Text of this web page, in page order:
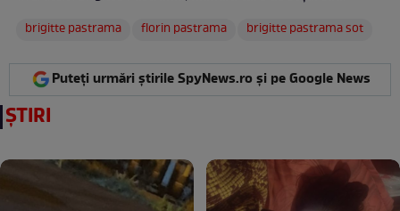
brigitte pastrama
florin pastrama brigitte pastrama sot
Puteți urmări știrile SpyNews.ro și pe Google News
ȘTIRI